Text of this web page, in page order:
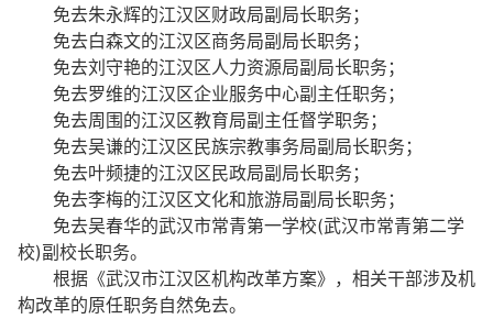
免去朱永辉的江汉区财政局副局长职务；
免去白森文的江汉区商务局副局长职务；
免去刘守艳的江汉区人力资源局副局长职务；
免去罗维的江汉区企业服务中心副主任职务；
免去周围的江汉区教育局副主任督学职务；
免去吴谦的江汉区民族宗教事务局副局长职务；
免去叶频捷的江汉区民政局副局长职务；
免去李梅的江汉区文化和旅游局副局长职务；
免去吴春华的武汉市常青第一学校(武汉市常青第二学
校)副校长职务。
根据《武汉市江汉区机构改革方案》，相关干部涉及机
构改革的原任职务自然免去。